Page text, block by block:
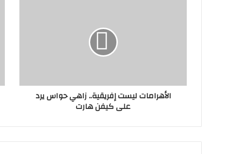
الأهرامات ليست إفريقية.. زاهي حواس يرد
على كيفن هارت